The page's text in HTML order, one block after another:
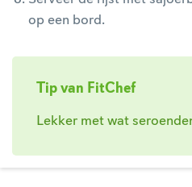
op een bord.
Tip van FitChef
Lekker met wat